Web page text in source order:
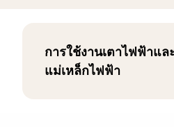
การใช้งานเตาไฟฟ้าแ
แม่เหล็กไฟฟ้า